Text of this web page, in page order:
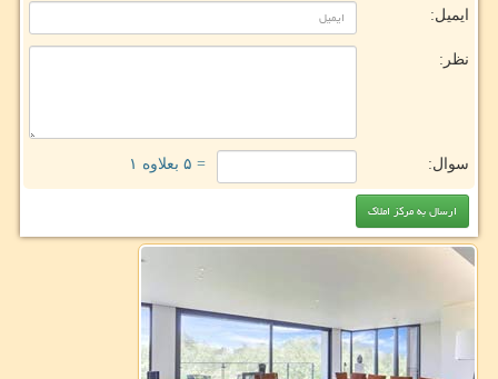
ایمیل:
نظر:
سوال: = ۵ بعلاوه ۱